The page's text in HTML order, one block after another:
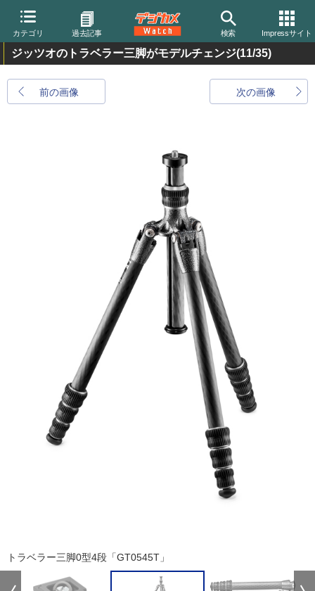
カテゴリ 過去記事 検索 Impressサイト
ジッツオのトラベラー三脚がモデルチェンジ(11/35)
前の画像 次の画像
トラベラー三脚0型4段「GT0545T」